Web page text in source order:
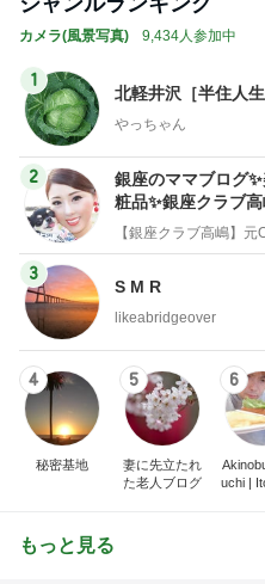
カメラ(風景写真) 9,434人参加中
1
北軽井沢［半住人生
やっちゃん
2
銀座のママブログ
粧品✨銀座クラブ
物でエルメス バ
3
S M R
likeabridgeover
4
秘密基地
5
妻に先立たれ
た老人ブログ
6
uchi |
もっと見る